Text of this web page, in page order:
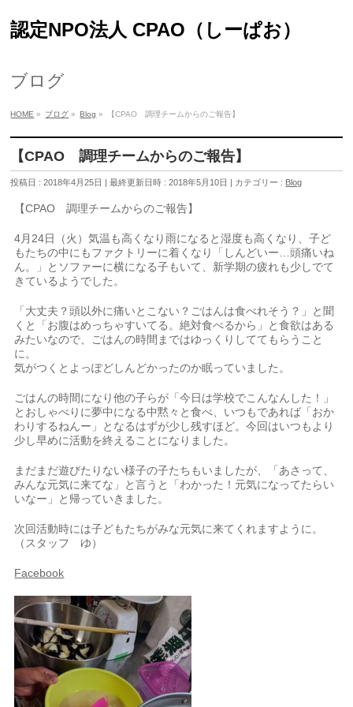
認定NPO法人 CPAO（しーぱお）
ブログ
HOME » ブログ » Blog » 【CPAO 調理チームからのご報告】
【CPAO 調理チームからのご報告】
投稿日 : 2018年4月25日 最終更新日時 : 2018年5月10日 カテゴリー : Blog
【CPAO 調理チームからのご報告】
4月24日（火）気温も高くなり雨になると湿度も高くなり、子ど
もたちの中にもファクトリーに着くなり「しんどいー…頭痛いね
ん。」とソファーに横になる子もいて、新学期の疲れも少しでて
きているようでした。
「大丈夫？頭以外に痛いとこない？ごはんは食べれそう？」と聞
くと「お腹はめっちゃすいてる。絶対食べるから」と食欲はある
みたいなので、ごはんの時間まではゆっくりしててもらうこと
に。
気がつくとよっぽどしんどかったのか眠っていました。
ごはんの時間になり他の子らが「今日は学校でこんなんした！」
とおしゃべりに夢中になる中黙々と食べ、いつもであれば「おか
わりするねんー」となるはずが少し残すほど。今回はいつもより
少し早めに活動を終えることになりました。
まだまだ遊びたりない様子の子たちもいましたが、「あさって、
みんな元気に来てな」と言うと「わかった！元気になってたらい
いなー」と帰っていきました。
次回活動時には子どもたちがみな元気に来てくれますように。
（スタッフ ゆ）
Facebook